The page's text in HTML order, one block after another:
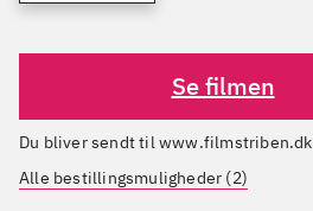
Se filmen
Du bliver sendt til www.filmstriben.dk
Alle bestillingsmuligheder (2)